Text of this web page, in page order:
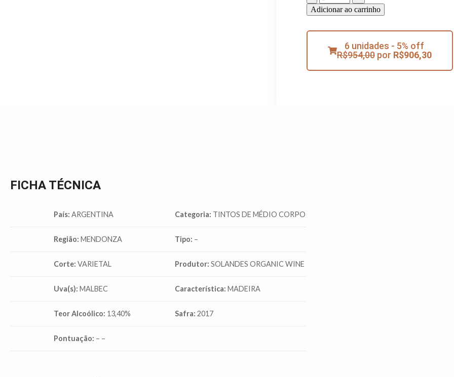
Adicionar ao carrinho
6 unidades - 5% off
R$954,00 por R$906,30
FICHA TÉCNICA
País: ARGENTINA Categoria: TINTOS DE MÉDIO CORPO
Região: MENDONZA Tipo: –
Corte: VARIETAL Produtor: SOLANDES ORGANIC WINE
Uva(s): MALBEC Característica: MADEIRA
Teor Alcoólico: 13,40% Safra: 2017
Pontuação: – –